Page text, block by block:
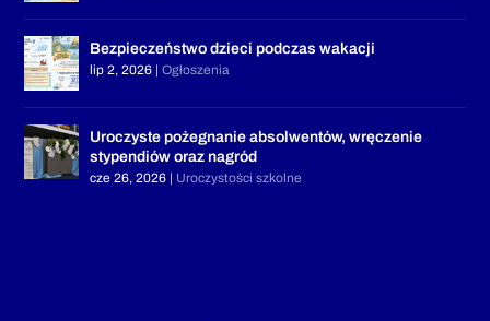
Bezpieczeństwo dzieci podczas wakacji
lip 2, 2026 |Ogłoszenia
Uroczyste pożegnanie absolwentów, wręczenie
stypendiów oraz nagród
cze 26, 2026 | Uroczystości szkolne